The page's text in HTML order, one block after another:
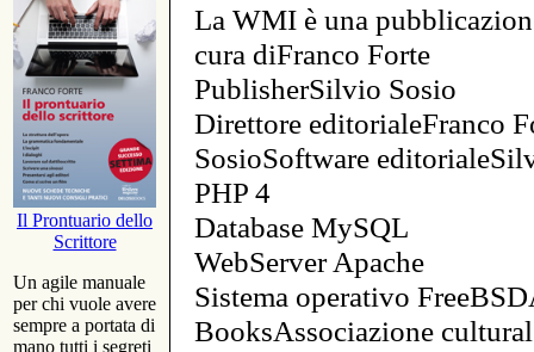
Il Prontuario dello
Scrittore
Un agile manuale
per chi vuole avere
sempre a portata di
mano tutti i segreti
La WMI è una
cura diFranco Forte
PublisherSilvio Sosio
Direttore editorialeFranco
SosioSoftware
PHP 4
Database MySQL
WebServer Apache
Sistema operativo
BooksAssociazione